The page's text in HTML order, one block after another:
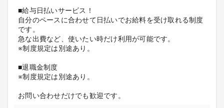
■給与日払いサービス！
自分のペースに合わせて日払いでお給料を受け取れる制度
です。
急な出費など、使いたい時だけ利用が可能です。
※制度規定は別途あり。
■退職金制度
※制度規定は別途あり。
お問い合わせだけでも歓迎です。